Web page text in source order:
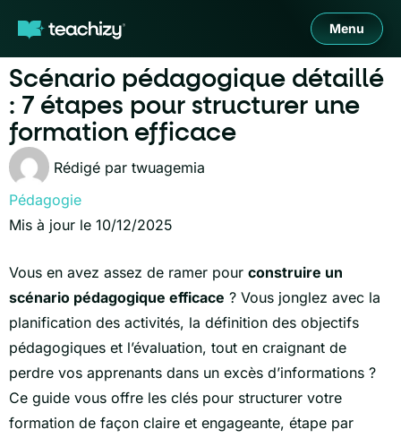
Menu
Scénario pédagogique détaillé
: 7 étapes pour structurer une
formation efficace
Rédigé par twuagemia
Pédagogie
Mis à jour le 10/12/2025
Vous en avez assez de ramer pour construire un
scénario pédagogique efficace ? Vous jonglez avec la
planification des activités, la définition des objectifs
pédagogiques et l’évaluation, tout en craignant de
perdre vos apprenants dans un excès d’informations ?
Ce guide vous offre les clés pour structurer votre
formation de façon claire et engageante, étape par